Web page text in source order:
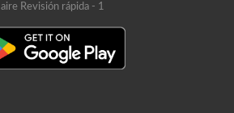
aire Revisión rápida - 1